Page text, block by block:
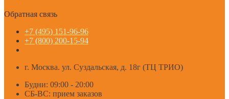
Обратная связь
+7 (495) 151-96-96
+7 (800) 200-15-94
г. Москва. ул. Суздальская, д. 18г (ТЦ ТРИО)
Будни: 09:00 - 20:00
СБ-ВС: прием заказов